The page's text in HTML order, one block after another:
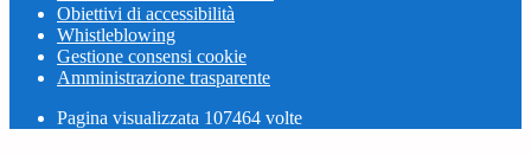
Obiettivi di accessibilità
Whistleblowing
Gestione consensi cookie
Amministrazione trasparente
Pagina visualizzata 107464 volte